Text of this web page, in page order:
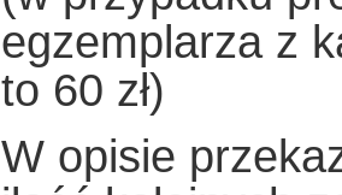
egzemplarza z
to 60 zł)
W opisie